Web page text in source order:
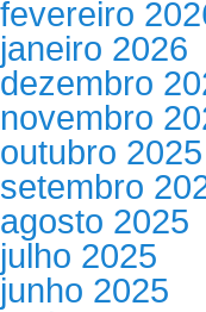
fevereiro
janeiro 2026
dezembro
novembro
outubro 2025
setembro
agosto 2025
julho 2025
junho 2025